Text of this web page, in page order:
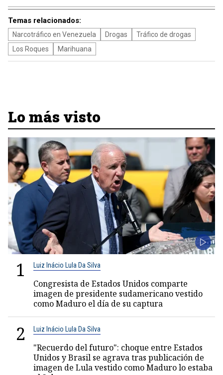
Temas relacionados:
Narcotráfico en Venezuela Drogas
Tráfico de drogas
Los Roques
Marihuana
Lo más visto
1 Luiz Inácio Lula Da Silva
Congresista de Estados Unidos comparte
imagen de presidente sudamericano vestido
como Maduro el día de su captura
2 Luiz Inácio Lula Da Silva
"Recuerdo del futuro": choque entre Estados
Unidos y Brasil se agrava tras publicación de
imagen de Lula vestido como Maduro lo estaba